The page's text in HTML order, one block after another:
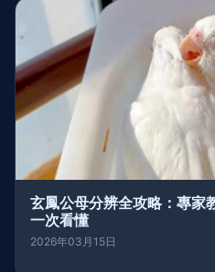
玄鳳公母分辨全攻略：專家
一次看懂
2026年03月15日